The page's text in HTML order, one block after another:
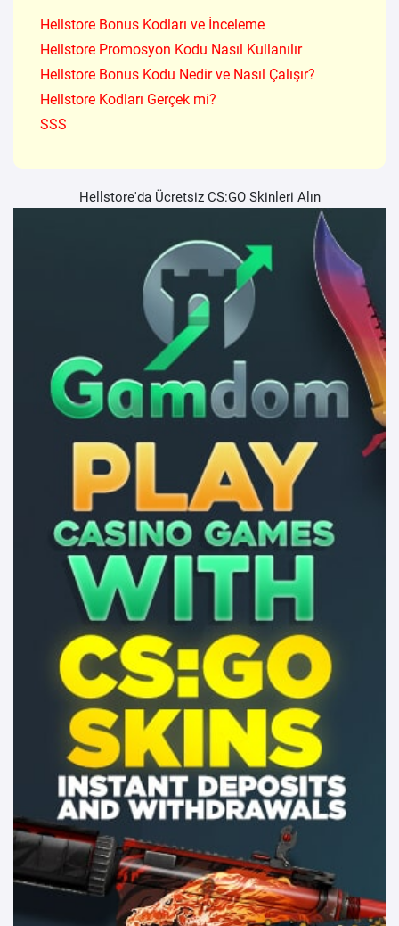
Hellstore Bonus Kodları ve İnceleme
Hellstore Promosyon Kodu Nasıl Kullanılır
Hellstore Bonus Kodu Nedir ve Nasıl Çalışır?
Hellstore Kodları Gerçek mi?
SSS
Hellstore'da Ücretsiz CS:GO Skinleri Alın